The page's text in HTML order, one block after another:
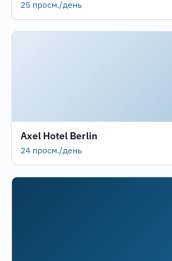
25 просм./день
Axel Hotel Berlin
24 просм./день